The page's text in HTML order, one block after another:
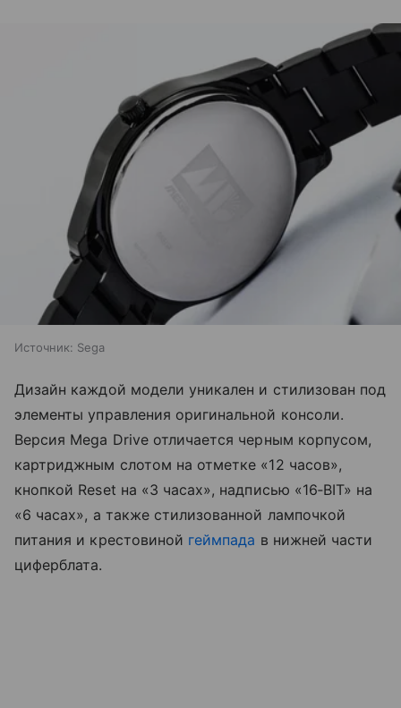
Источник: Sega
Дизайн каждой модели уникален и стилизован под
элементы управления оригинальной консоли.
Версия Mega Drive отличается черным корпусом,
картриджным слотом на отметке «12 часов»,
кнопкой Reset на «3 часах», надписью «16‑BIT» на
«6 часах», а также стилизованной лампочкой
питания и крестовиной геймпада в нижней части
циферблата.